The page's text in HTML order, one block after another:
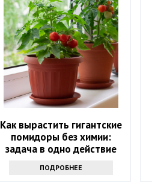
Как вырастить гигантские
помидоры без химии:
задача в одно действие
ПОДРОБНЕЕ